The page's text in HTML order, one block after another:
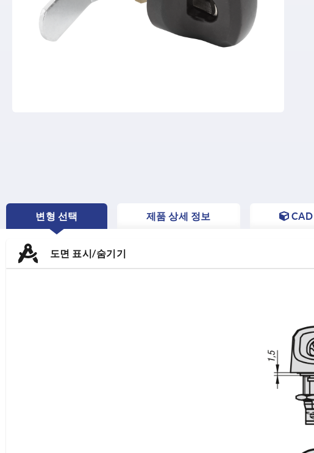
변형 선택
CURRENT
제품 상세 정보 CAD
도면 표시/숨기기